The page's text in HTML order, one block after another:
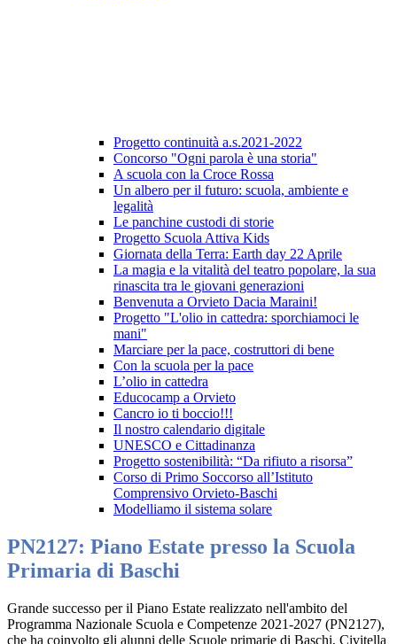
Progetto continuità a.s.2021-2022
Concorso "Ogni parola è una storia"
A scuola con la Croce Rossa
Un albero per il futuro: scuola, ambiente e
legalità
Le panchine custodi di storie
Progetto Scuola Attiva Kids
Giornata della Terra: Earth day 22 Aprile
La magia e la vitalità del teatro popolare, la sua
rinascita tra le giovani generazioni
Benvenuta a Orvieto Dacia Maraini!
Progetto "L'olio in cattedra: sporchiamoci le
mani"
Marciare per la pace, costruttori di bene
Con la scuola per la pace
L’olio in cattedra
Educocamp a Orvieto
Cancro io ti boccio!!!
Il nostro calendario digitale
UNESCO e Cittadinanza
Progetto sostenibilità: “Da rifiuto a risorsa”
Corso di Primo Soccorso all’Istituto
Comprensivo Orvieto-Baschi
Modelliamo il sistema solare
PN2127: Piano Estate presso la Scuola
Primaria di Baschi
Grande successo per il Piano Estate realizzato nell'ambito del
Programma Nazionale Scuola e Competenze 2021-2027 (PN2127),
che ha coinvolto gli alunni delle Scuole primarie di Baschi, Civitella